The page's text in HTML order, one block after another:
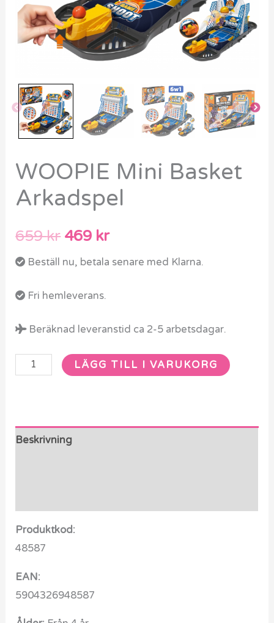
WOOPIE Mini Basket
Arkadspel
659kr 469 kr
Beställ nu, betala senare med Klarna.
Fri hemleverans.
Beräknad leveranstid ca 2-5 arbetsdagar.
LÄGG TILL I VARUKORG
Beskrivning
Produktkod:
48587
EAN:
5904326948587